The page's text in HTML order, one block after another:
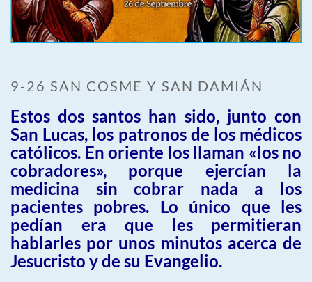
9-26 SAN COSME Y SAN DAMIÁN
Estos dos santos han sido, junto con
San Lucas, los patronos de los médicos
católicos. En oriente los llaman «los no
cobradores», porque ejercían la
medicina sin cobrar nada a los
pacientes pobres. Lo único que les
pedían era que les permitieran
hablarles por unos minutos acerca de
Jesucristo y de su Evangelio.